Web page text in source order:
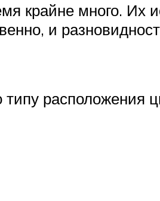
крайне много. Их
и
типу расположения